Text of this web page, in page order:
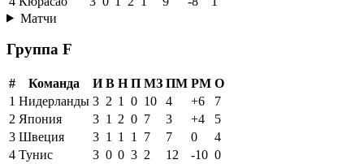
Матчи
Группа F
# Команда И В Н П МЗ ПМ РМ О
1 Нидерланды 3 2 1 0 10 4 +6
7
2 Япония 3 1 2 0 7 3 +4
5
3 Швеция 3 1 1 1 7 7 0
4
4 Тунис 3 0 0 3 2 12 -10 0